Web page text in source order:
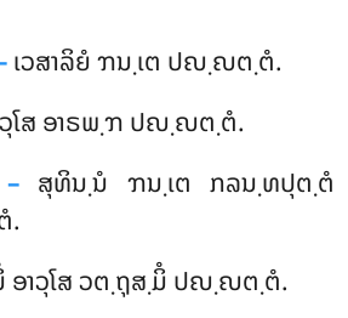
ເວສາລິຍໍ ຠນ຺ເຕ ປຎ຺ຎຕ຺ຕໍ.
ວຸໂສ ອາຣພ຺ຠ ປຎ຺ຎຕ຺ຕໍ.
ສຸທິນ຺ນໍ ຠນ຺ເຕ ກລນ຺ທປຸຕ຺ຕໍ
.
ອາວຸໂສ ວຕ຺ຖຸສ຺ມິໍ ປຎ຺ຎຕ຺ຕໍ.